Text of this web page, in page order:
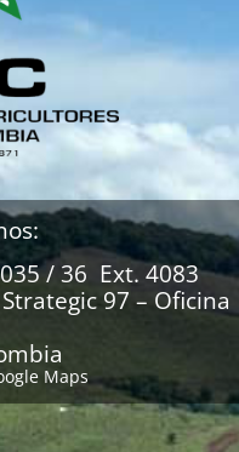
/ 36 Ext. 4083
97 – Oficina
Maps